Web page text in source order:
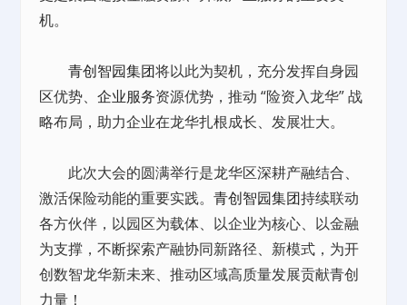
机。
青创智园集团将以此为契机，充分发挥自身园
区优势、企业服务资源优势，推动 “险资入龙华” 战
略布局，助力企业在龙华扎根成长、发展壮大。
此次大会的圆满举行是龙华区深耕产融结合、
激活保险动能的重要实践。青创智园集团持续联动
各方伙伴，以园区为载体、以企业为核心、以金融
为支撑，不断探索产融协同新路径、新模式，为开
创数智龙华新未来、推动区域高质量发展贡献青创
力量！